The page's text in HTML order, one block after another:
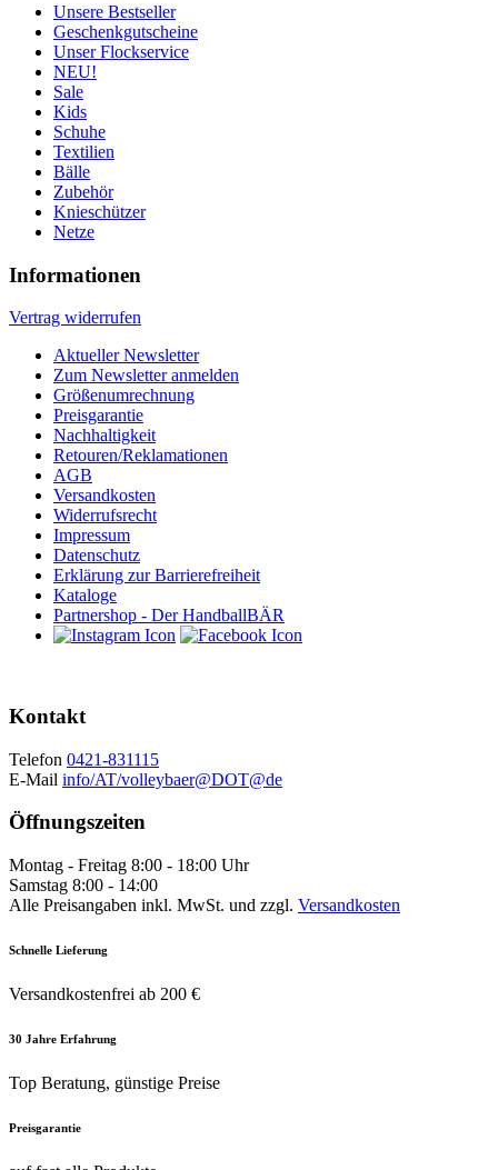
Unsere Bestseller
Geschenkgutscheine
Unser Flockservice
NEU!
Sale
Kids
Schuhe
Textilien
Bälle
Zubehör
Knieschützer
Netze
Informationen
Vertrag widerrufen
Aktueller Newsletter
Zum Newsletter anmelden
Größenumrechnung
Preisgarantie
Nachhaltigkeit
Retouren/Reklamationen
AGB
Versandkosten
Widerrufsrecht
Impressum
Datenschutz
Erklärung zur Barrierefreiheit
Kataloge
Partnershop - Der HandballBÄR
Kontakt
Telefon 0421-831115
E-Mail info/AT/volleybaer@DOT@de
Öffnungszeiten
Montag - Freitag 8:00 - 18:00 Uhr
Samstag 8:00 - 14:00
Alle Preisangaben inkl. MwSt. und zzgl. Versandkosten
Schnelle Lieferung
Versandkostenfrei ab 200 €
30 Jahre Erfahrung
Top Beratung, günstige Preise
Preisgarantie